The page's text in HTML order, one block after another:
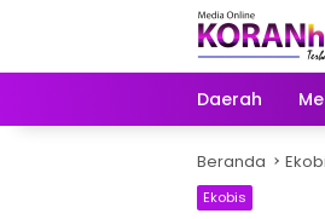
Daerah
Beranda
Ekobis